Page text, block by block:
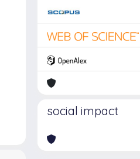
social impact